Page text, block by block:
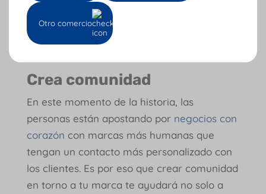
los procesos de la empresa. Si no sabes en
qué capacitarte, piensa cuáles son las áreas
de tu empresa que están más desatendidas
Crea comunidad
En este momento de la historia, las
personas están apostando por negocios con
corazón con marcas más humanas que
tengan un contacto más personalizado con
los clientes. Es por eso que crear comunidad
en torno a tu marca te ayudará no solo a
Otro comercio